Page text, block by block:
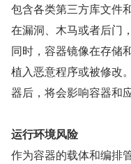
包含各类第三方库文件
在漏洞、木马或者后门
同时，容器镜像在存储
植入恶意程序或被修改
器后，将会影响容器和
运行环境风险
作为容器的载体和编排